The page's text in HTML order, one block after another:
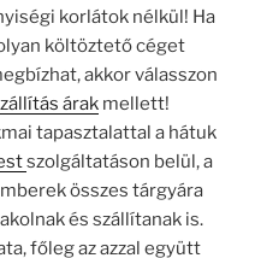
korlátok nélkül! Ha
költöztető céget
akkor válasszon
árak mellett!
tapasztalattal a hátuk
szolgáltatáson belül, a
összes tárgyára
és szállítanak is.
főleg az azzal együtt